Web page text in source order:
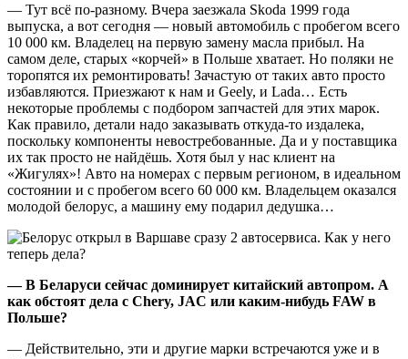
— Тут всё по-разному. Вчера заезжала Skoda 1999 года
выпуска, а вот сегодня — новый автомобиль с пробегом всего
10 000 км. Владелец на первую замену масла прибыл. На
самом деле, старых «корчей» в Польше хватает. Но поляки не
торопятся их ремонтировать! Зачастую от таких авто просто
избавляются. Приезжают к нам и Geely, и Lada… Есть
некоторые проблемы с подбором запчастей для этих марок.
Как правило, детали надо заказывать откуда-то издалека,
поскольку компоненты невостребованные. Да и у поставщика
их так просто не найдёшь. Хотя был у нас клиент на
«Жигулях»! Авто на номерах с первым регионом, в идеальном
состоянии и с пробегом всего 60 000 км. Владельцем оказался
молодой белорус, а машину ему подарил дедушка…
— В Беларуси сейчас доминирует китайский автопром. А
как обстоят дела с Chery, JAC или каким-нибудь FAW в
Польше?
— Действительно, эти и другие марки встречаются уже и в